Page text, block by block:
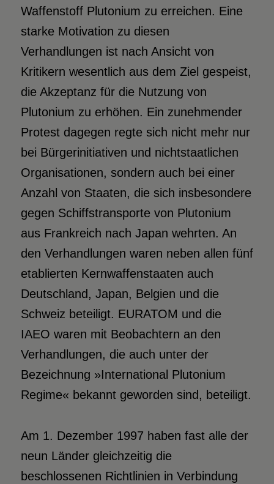
Waffenstoff Plutonium zu erreichen. Eine
starke Motivation zu diesen
Verhandlungen ist nach Ansicht von
Kritikern wesentlich aus dem Ziel gespeist,
die Akzeptanz für die Nutzung von
Plutonium zu erhöhen. Ein zunehmender
Protest dagegen regte sich nicht mehr nur
bei Bürgerinitiativen und nichtstaatlichen
Organisationen, sondern auch bei einer
Anzahl von Staaten, die sich insbesondere
gegen Schiffstransporte von Plutonium
aus Frankreich nach Japan wehrten. An
den Verhandlungen waren neben allen fünf
etablierten Kernwaffenstaaten auch
Deutschland, Japan, Belgien und die
Schweiz beteiligt. EURATOM und die
IAEO waren mit Beobachtern an den
Verhandlungen, die auch unter der
Bezeichnung »International Plutonium
Regime« bekannt geworden sind, beteiligt.
Am 1. Dezember 1997 haben fast alle der
neun Länder gleichzeitig die
beschlossenen Richtlinien in Verbindung